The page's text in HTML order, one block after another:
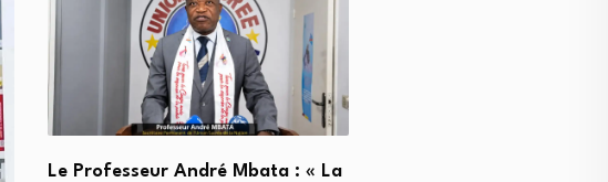
Le Professeur André Mbata : « La